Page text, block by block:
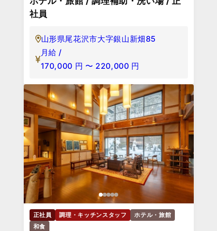
社員
山形県尾花沢市大字銀山新畑85
月給 /
170,000 円 〜 220,000 円
正社員 調理・キッチンスタッフ
ホテル・旅館
和食